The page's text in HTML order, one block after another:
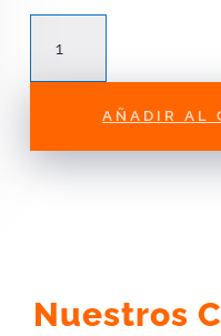
Moto
Fox
AÑADIR AL
Nuestros